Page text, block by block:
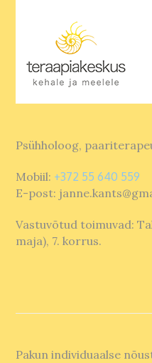
Psühholoog,
Mobiil: +372 55 640 559
E-post:
Vastuvõtud toimuvad:
maja), 7. korrus.
Pakun individuaalse